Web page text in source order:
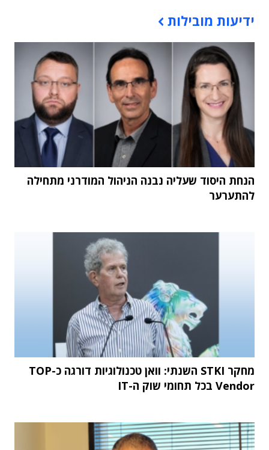
ידיעות מובילות
הנחת היסוד שעליה נבנה הניהול המודרני מתחילה
להתערער
מחקר STKI השנתי: וואן טכנולוגיות דורגה כ-TOP
Vendor בכל תחומי שוק ה-IT